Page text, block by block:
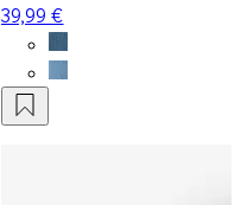
39,99 €